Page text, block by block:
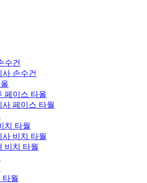
수건
사 손수건
페이스 타올
사 페이스 타월
치 타월
사 비치 타월
비치 타월
타월